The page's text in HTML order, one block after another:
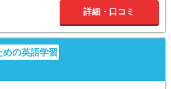
詳細・口コミ
めの英語学習